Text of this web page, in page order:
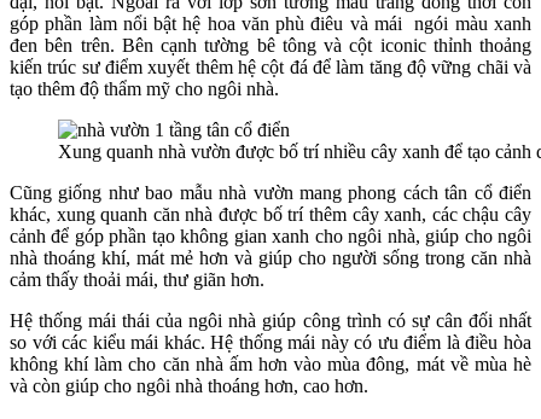
góp phần làm nổi bật hệ hoa văn phù điêu và mái ngói màu xanh
đen bên trên. Bên cạnh tường bê tông và cột iconic thỉnh thoảng
kiến trúc sư điểm xuyết thêm hệ cột đá để làm tăng độ vững chãi và
tạo thêm độ thẩm mỹ cho ngôi nhà.
Xung quanh nhà vườn được bố trí nhiều cây xanh để tạo cảnh
Cũng giống như bao mẫu nhà vườn mang phong cách tân cổ điển
khác, xung quanh căn nhà được bố trí thêm cây xanh, các chậu cây
cảnh để góp phần tạo không gian xanh cho ngôi nhà, giúp cho ngôi
nhà thoáng khí, mát mẻ hơn và giúp cho người sống trong căn nhà
cảm thấy thoải mái, thư giãn hơn.
Hệ thống mái thái của ngôi nhà giúp công trình có sự cân đối nhất
so với các kiểu mái khác. Hệ thống mái này có ưu điểm là điều hòa
không khí làm cho căn nhà ấm hơn vào mùa đông, mát về mùa hè
và còn giúp cho ngôi nhà thoáng hơn, cao hơn.